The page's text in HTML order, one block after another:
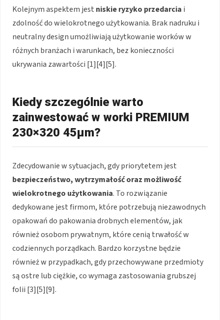
Kolejnym aspektem jest niskie ryzyko przedarcia i
zdolność do wielokrotnego użytkowania. Brak nadruku i
neutralny design umożliwiają użytkowanie worków w
różnych branżach i warunkach, bez konieczności
ukrywania zawartości [1][4][5].
Kiedy szczególnie warto
zainwestować w worki PREMIUM
230×320 45μm?
Zdecydowanie w sytuacjach, gdy priorytetem jest
bezpieczeństwo, wytrzymałość oraz możliwość
wielokrotnego użytkowania. To rozwiązanie
dedykowane jest firmom, które potrzebują niezawodnych
opakowań do pakowania drobnych elementów, jak
również osobom prywatnym, które cenią trwałość w
codziennych porządkach. Bardzo korzystne będzie
również w przypadkach, gdy przechowywane przedmioty
są ostre lub ciężkie, co wymaga zastosowania grubszej
folii [3][5][9].